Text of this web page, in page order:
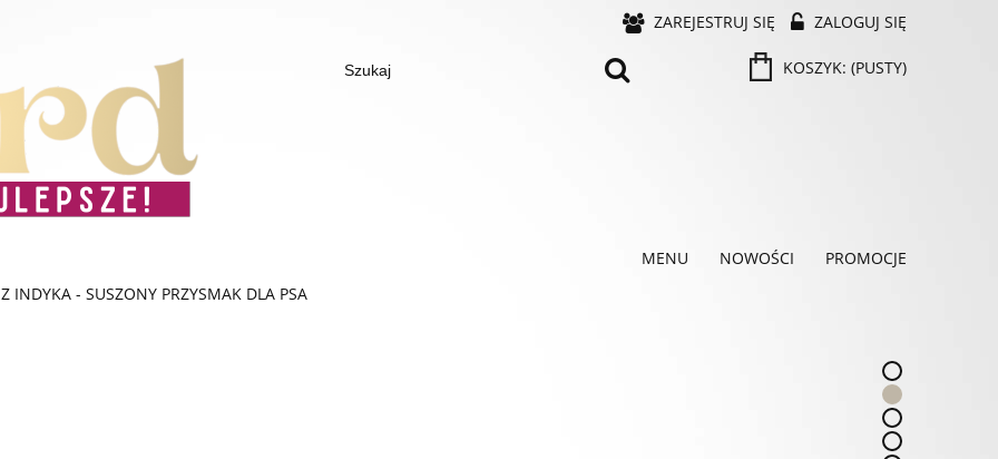
ZAREJESTRUJ SIĘ ZALOGUJ SIĘ
KOSZYK: (PUSTY)
MENU NOWOŚCI
PROMOCJE
INDYKA - SUSZONY PRZYSMAK DLA PSA